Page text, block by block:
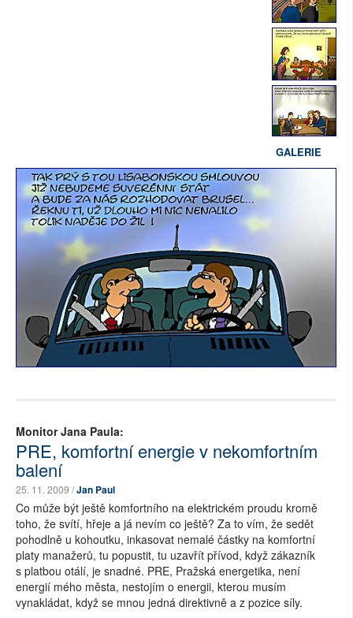
GALERIE
Monitor Jana Paula:
PRE, komfortní energie v nekomfortním
balení
25. 11. 2009 /Jan Paul
Co může být ještě komfortního na elektrickém proudu kromě
toho, že svítí, hřeje a já nevím co ještě? Za to vím, že sedět
pohodlně u kohoutku, inkasovat nemalé částky na komfortní
platy manažerů, tu popustit, tu uzavřít přívod, když zákazník
s platbou otálí, je snadné. PRE, Pražská energetika, není
energií mého města, nestojím o energii, kterou musím
vynakládat, když se mnou jedná direktivně a z pozice síly.